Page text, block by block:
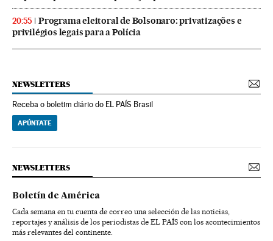
20:55
Programa eleitoral de Bolsonaro: privatizações e
privilégios legais para a Polícia
NEWSLETTERS
Receba o boletim diário do EL PAÍS Brasil
APÚNTATE
NEWSLETTERS
Boletín de América
Cada semana en tu cuenta de correo una selección de las noticias,
reportajes y análisis de los periodistas de EL PAÍS con los acontecimientos
más relevantes del continente.